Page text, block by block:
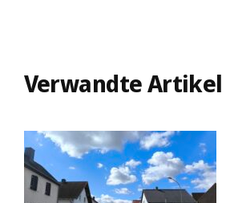
Verwandte Artikel